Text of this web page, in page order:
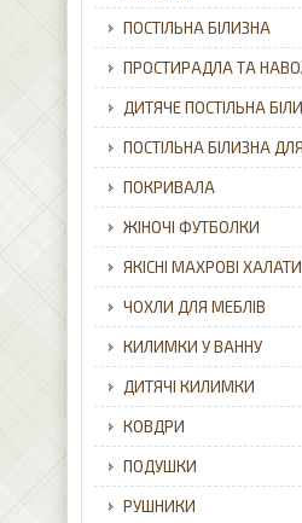
ПОСТІЛЬНА БІЛИЗНА
ПОКРИВАЛА
ЖІНОЧІ ФУТБОЛКИ
ЧОХЛИ ДЛЯ МЕБЛІВ
КИЛИМКИ У ВАННУ
ДИТЯЧІ КИЛИМКИ
КОВДРИ
ПОДУШКИ
РУШНИКИ